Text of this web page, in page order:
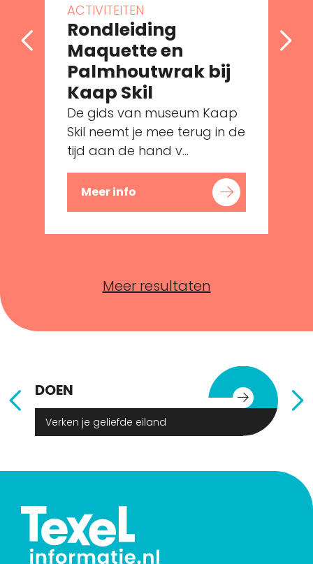
ACTIVITEITEN
Rondleiding
Maquette en
Palmhoutwrak bij
Kaap Skil
De gids van museum Kaap
Skil neemt je mee terug in de
tijd aan de hand v...
Meer info
Meer resultaten
DOEN
Verken je geliefde eiland